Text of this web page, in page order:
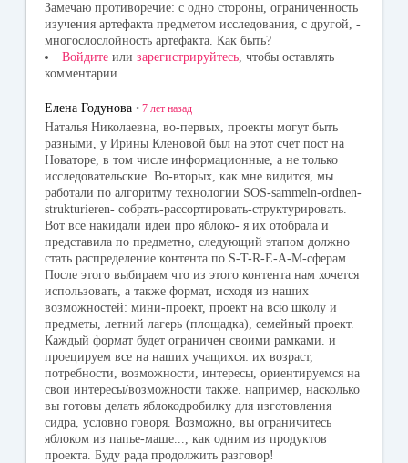
Замечаю противоречие: с одно стороны, ограниченность
изучения артефакта предметом исследования, с другой, -
многослослойность артефакта. Как быть?
Войдите или зарегистрируйтесь, чтобы оставлять
комментарии
Елена Годунова • 7 лет назад
Наталья Николаевна, во-первых, проекты могут быть
разными, у Ирины Кленовой был на этот счет пост на
Новаторе, в том числе информационные, а не только
исследовательские. Во-вторых, как мне видится, мы
работали по алгоритму технологии SOS-sammeln-ordnen-
strukturieren- собрать-рассортировать-структурировать.
Вот все накидали идеи про яблоко- я их отобрала и
представила по предметно, следующий этапом должно
стать распределение контента по S-T-R-E-A-M-сферам.
После этого выбираем что из этого контента нам хочется
использовать, а также формат, исходя из наших
возможностей: мини-проект, проект на всю школу и
предметы, летний лагерь (площадка), семейный проект.
Каждый формат будет ограничен своими рамками. и
проецируем все на наших учащихся: их возраст,
потребности, возможности, интересы, ориентируемся на
свои интересы/возможности также. например, насколько
вы готовы делать яблокодробилку для изготовления
сидра, условно говоря. Возможно, вы ограничитесь
яблоком из папье-маше..., как одним из продуктов
проекта. Буду рада продолжить разговор!